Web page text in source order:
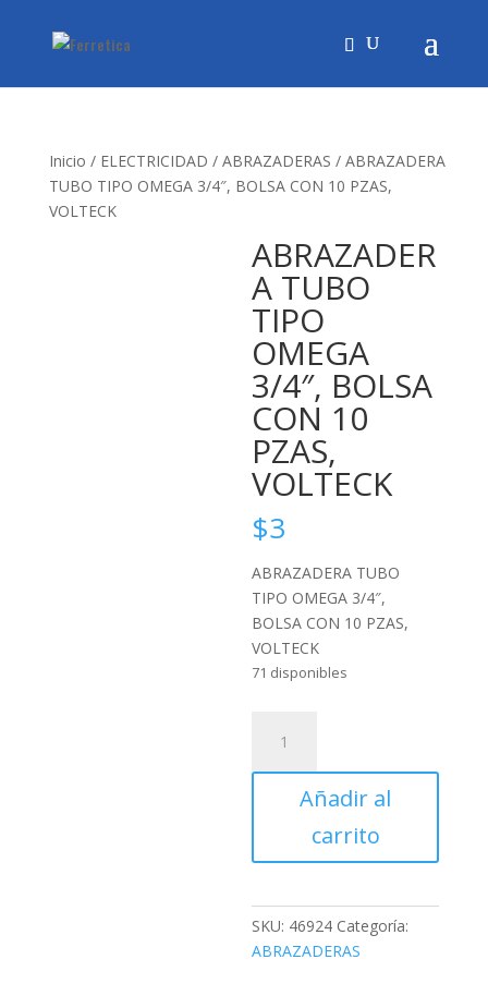
Inicio / ELECTRICIDAD / ABRAZADERAS / ABRAZADERA
TUBO TIPO OMEGA 3/4″, BOLSA CON 10 PZAS,
VOLTECK
ABRAZADER
A TUBO
TIPO
OMEGA
3/4″, BOLSA
CON 10
PZAS,
VOLTECK
$3
ABRAZADERA TUBO
TIPO OMEGA 3/4″,
BOLSA CON 10 PZAS,
VOLTECK
71 disponibles
TUBO
TIPO
OMEGA
PZAS,
VOLTECK
Añadir al
carrito
SKU: 46924 Categoría:
ABRAZADERAS